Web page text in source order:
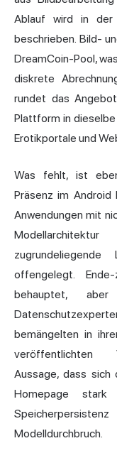
Ablauf wird in der
beschrieben. Bild-
DreamCoin-Pool,
diskrete
rundet das
Plattform in
Erotikportale und
Was fehlt, ist
Präsenz im Android
Anwendungen mit
offengelegt. Ende-
behauptet,
bemängelten in
veröffentlichten
Aussage, dass sich
Homepage
Modelldurchbruch.